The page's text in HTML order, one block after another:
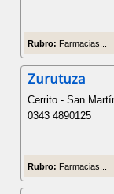
Rubro: Farmacias...
Zurutuza
Cerrito - San
0343 4890125
Rubro: Farmacias...